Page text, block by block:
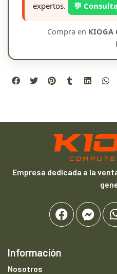
expertos.
💬
Compra en KIOGA
Empresa dedicada a la
Información
Nosotros